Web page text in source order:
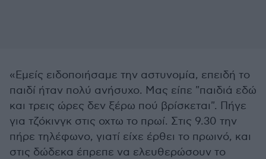
«Εμείς ειδοποιήσαμε την αστυνομία, επειδή το
παιδί ήταν πολύ ανήσυχο. Μας είπε "παιδιά εδώ
και τρεις ώρες δεν ξέρω πού βρίσκεται". Πήγε
για τζόκινγκ στις οχτω το πρωί. Στις 9.30 την
πήρε τηλέφωνο, γιατί είχε έρθει το πρωινό, και
στις δώδεκα έπρεπε να ελευθερώσουν το